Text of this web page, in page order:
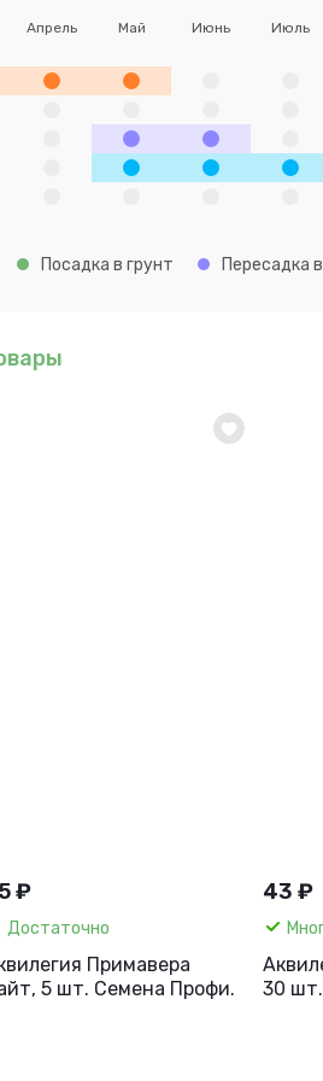
Апрель Май Июнь Июль
Посадка в грунт Пересадка
₽
Достаточно
Примавера
5 шт. Семена Профи.
43 ₽
30 шт.